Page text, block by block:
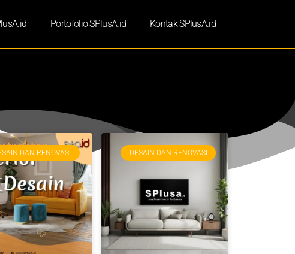
Portofolio SPlusA.id Kontak SPlusA.id
DAN RENOVASI DESAIN DAN RENOVASI